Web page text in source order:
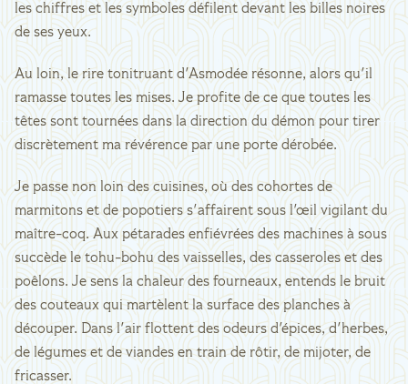
les chiffres et les symboles défilent devant les billes noires
de ses yeux.
Au loin, le rire tonitruant d'Asmodée résonne, alors qu'il
ramasse toutes les mises. Je profite de ce que toutes les
têtes sont tournées dans la direction du démon pour tirer
discrètement ma révérence par une porte dérobée.
Je passe non loin des cuisines, où des cohortes de
marmitons et de popotiers s'affairent sous l'œil vigilant du
maître-coq. Aux pétarades enfiévrées des machines à sous
succède le tohu-bohu des vaisselles, des casseroles et des
poêlons. Je sens la chaleur des fourneaux, entends le bruit
des couteaux qui martèlent la surface des planches à
découper. Dans l'air flottent des odeurs d'épices, d'herbes,
de légumes et de viandes en train de rôtir, de mijoter, de
fricasser.